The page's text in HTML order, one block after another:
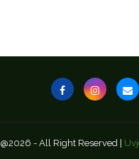
@2026 - All Right Reserved |